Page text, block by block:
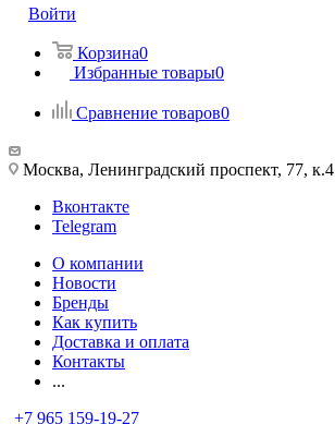
Войти
Корзина0
Избранные товары0
Сравнение товаров0
Москва, Ленинградский проспект, 77, к.4
Вконтакте
Telegram
О компании
Новости
Бренды
Как купить
Доставка и оплата
Контакты
...
+7 965 159-19-27